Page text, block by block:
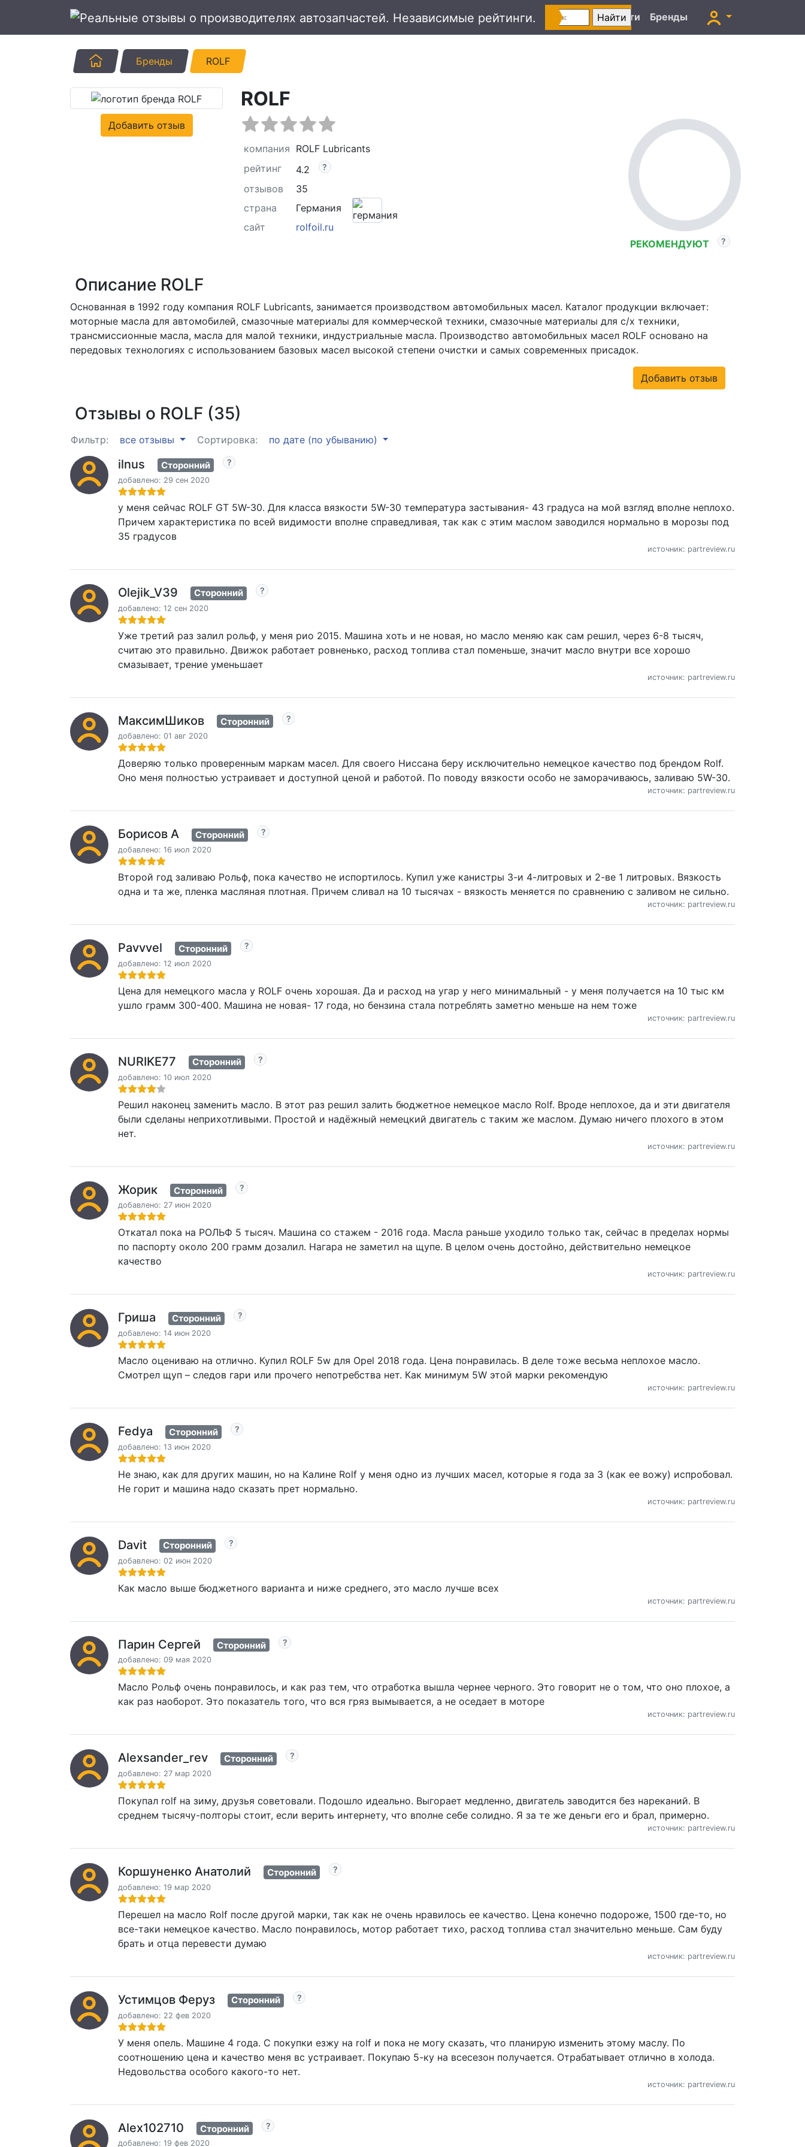
Автоновости Бренды
ГлавнаяБренды ROLF
Добавить отзыв
ROLF
компания ROLF Lubricants
рейтинг
4.2
отзывов
35
страна
Германия
сайт
rolfoil.ru
РЕКОМЕНДУЮТ
Описание ROLF
Основанная в 1992 году компания ROLF Lubricants, занимается производством автомобильных масел. Каталог продукции включает:
моторные масла для автомобилей, смазочные материалы для коммерческой техники, смазочные материалы для с/х техники,
трансмиссионные масла, масла для малой техники, индустриальные масла. Производство автомобильных масел ROLF основано на
передовых технологиях с использованием базовых масел высокой степени очистки и самых современных присадок.
Добавить отзыв
Отзывы о ROLF (35)
Фильтр: все отзывы Сортировка: по дате (по убыванию)
ilnus Сторонний
добавлено: 29 сен 2020
у меня сейчас ROLF GT 5W-30. Для класса вязкости 5W-30 температура застывания- 43 градуса на мой взгляд вполне неплохо.
Причем характеристика по всей видимости вполне справедливая, так как с этим маслом заводился нормально в морозы под
35 градусов
источник: partreview.ru
Olejik_V39 Сторонний
добавлено: 12 сен 2020
Уже третий раз залил рольф, у меня рио 2015. Машина хоть и не новая, но масло меняю как сам решил, через 6-8 тысяч,
считаю это правильно. Движок работает ровненько, расход топлива стал поменьше, значит масло внутри все хорошо
смазывает, трение уменьшает
источник: partreview.ru
МаксимШиков Сторонний
добавлено: 01 авг 2020
Доверяю только проверенным маркам масел. Для своего Ниссана беру исключительно немецкое качество под брендом Rolf.
Оно меня полностью устраивает и доступной ценой и работой. По поводу вязкости особо не заморачиваюсь, заливаю 5W-30.
источник: partreview.ru
Борисов А Сторонний
добавлено: 16 июл 2020
Второй год заливаю Рольф, пока качество не испортилось. Купил уже канистры 3-и 4-литровых и 2-ве 1 литровых. Вязкость
одна и та же, пленка масляная плотная. Причем сливал на 10 тысячах - вязкость меняется по сравнению с заливом не сильно.
источник: partreview.ru
Pavvvel Сторонний
добавлено: 12 июл 2020
Цена для немецкого масла у ROLF очень хорошая. Да и расход на угар у него минимальный - у меня получается на 10 тыс км
ушло грамм 300-400. Машина не новая- 17 года, но бензина стала потреблять заметно меньше на нем тоже
источник: partreview.ru
NURIKE77 Сторонний
добавлено: 10 июл 2020
Решил наконец заменить масло. В этот раз решил залить бюджетное немецкое масло Rolf. Вроде неплохое, да и эти двигателя
были сделаны неприхотливыми. Простой и надёжный немецкий двигатель с таким же маслом. Думаю ничего плохого в этом
нет.
источник: partreview.ru
Жорик Сторонний
добавлено: 27 июн 2020
Откатал пока на РОЛЬФ 5 тысяч. Машина со стажем - 2016 года. Масла раньше уходило только так, сейчас в пределах нормы
по паспорту около 200 грамм дозалил. Нагара не заметил на щупе. В целом очень достойно, действительно немецкое
качество
источник: partreview.ru
Гриша Сторонний
добавлено: 14 июн 2020
Масло оцениваю на отлично. Купил ROLF 5w для Opel 2018 года. Цена понравилась. В деле тоже весьма неплохое масло.
Смотрел щуп – следов гари или прочего непотребства нет. Как минимум 5W этой марки рекомендую
источник: partreview.ru
Fedya Сторонний
добавлено: 13 июн 2020
Не знаю, как для других машин, но на Калине Rolf у меня одно из лучших масел, которые я года за 3 (как ее вожу) испробовал.
Не горит и машина надо сказать прет нормально.
источник: partreview.ru
Davit Сторонний
добавлено: 02 июн 2020
Как масло выше бюджетного варианта и ниже среднего, это масло лучше всех
источник: partreview.ru
Парин Сергей Сторонний
добавлено: 09 мая 2020
Масло Рольф очень понравилось, и как раз тем, что отработка вышла чернее черного. Это говорит не о том, что оно плохое, а
как раз наоборот. Это показатель того, что вся гряз вымывается, а не оседает в моторе
источник: partreview.ru
Alexsander_rev Сторонний
добавлено: 27 мар 2020
Покупал rolf на зиму, друзья советовали. Подошло идеально. Выгорает медленно, двигатель заводится без нареканий. В
среднем тысячу-полторы стоит, если верить интернету, что вполне себе солидно. Я за те же деньги его и брал, примерно.
источник: partreview.ru
Коршуненко Анатолий Сторонний
добавлено: 19 мар 2020
Перешел на масло Rolf после другой марки, так как не очень нравилось ее качество. Цена конечно подороже, 1500 где-то, но
все-таки немецкое качество. Масло понравилось, мотор работает тихо, расход топлива стал значительно меньше. Сам буду
брать и отца перевести думаю
источник: partreview.ru
Устимцов Феруз Сторонний
добавлено: 22 фев 2020
У меня опель. Машине 4 года. С покупки езжу на rolf и пока не могу сказать, что планирую изменить этому маслу. По
соотношению цена и качество меня вс устраивает. Покупаю 5-ку на всесезон получается. Отрабатывает отлично в холода.
Недовольства особого какого-то нет.
источник: partreview.ru
Alex102710 Сторонний
добавлено: 19 фев 2020